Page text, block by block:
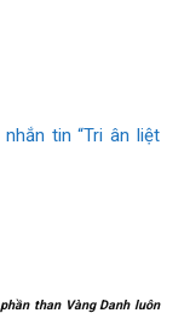
than Vàng Danh luôn